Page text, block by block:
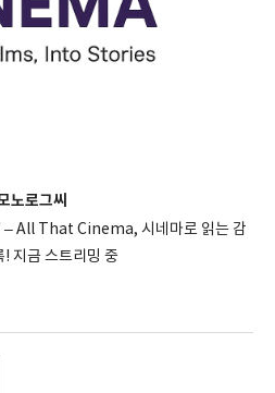
노로그씨
– All That Cinema, 시네마로 읽는 감
! 지금 스트리밍 중